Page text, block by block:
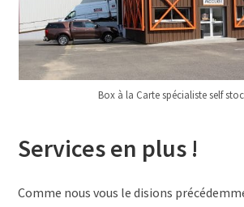
Box à la Carte spécialiste self
Services en plus !
Comme nous vous le disions